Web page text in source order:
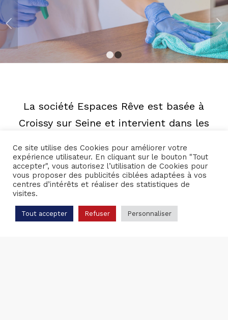
Suivant
1 2
La société Espaces Rêve est basée à
Croissy sur Seine et intervient dans les
d’Oise.
Ce site utilise des Cookies pour améliorer votre
expérience utilisateur. En cliquant sur le bouton "Tout
accepter", vous autorisez l’utilisation de Cookies pour
vous proposer des publicités ciblées adaptées à vos
centres d’intérêts et réaliser des statistiques de
visites.
Tout accepter Refuser Personnaliser